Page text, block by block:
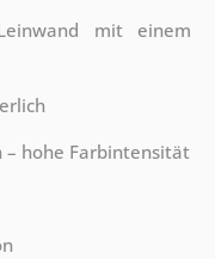
mit einem
hohe Farbintensität